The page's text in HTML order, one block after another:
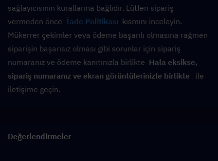
sağlayıcısının kurallarına bağlıdır. Lütfen sipariş
vermeden önce İade Politikası
  kısmını inceleyin.
Mükerrer çekimler veya ödeme başarılı olmasına rağmen
siparişin başarısız olması gibi sorunlar için sipariş
numaranız ve ödeme kanıtınızla birlikte Hala eksikse,
sipariş numaranız ve ekran görüntülerinizle birlikte
  ile
iletişime geçin.
Değerlendirmeler